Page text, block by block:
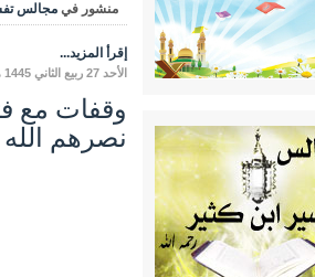
منشور في مجالس
إقرأ المزيد...
الأحد 27 ربيع الثاني 1445 هـ الموافق لـ: 12 نوفمبر 2023 12:33
وقفات مع
نصرهم الله